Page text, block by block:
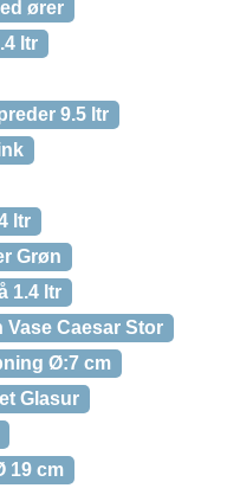
ører
ltr
9.5 ltr
ltr
Grøn
1.4 ltr
Vase Caesar Stor
Ø:7 cm
Glasur
19 cm